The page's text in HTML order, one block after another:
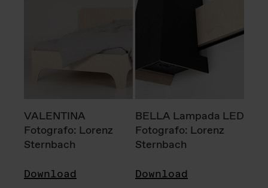
VALENTINA
Fotografo: Lorenz
Sternbach
Download
BELLA Lampada LED
Fotografo: Lorenz
Sternbach
Download